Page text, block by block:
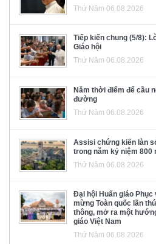
Thứ Năm 06.08.2026
Tiếp kiến chung (5/8):
Giáo hội
Thứ Năm 06.08.2026
Năm thời điểm để cầu
đường
Thứ Năm 06.08.2026
Assisi chứng kiến làn
trong năm kỷ niệm 800
Thứ Năm 06.08.2026
Đại hội Huấn giáo Phục
mừng Toàn quốc lần
thông, mở ra một
giáo Việt Nam
Thứ Năm 06.08.2026